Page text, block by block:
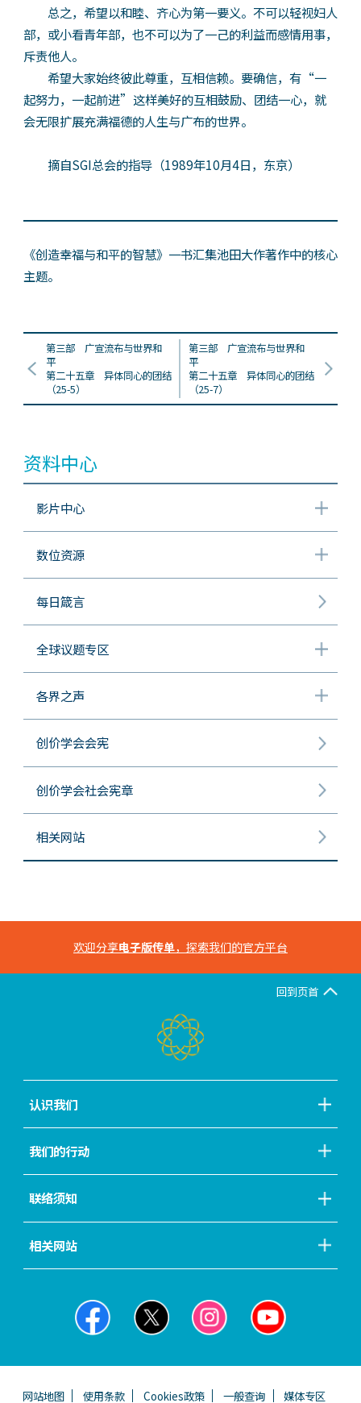
总之，希望以和睦、齐心为第一要义。不可以轻视妇人
部，或小看青年部，也不可以为了一己的利益而感情用事，
斥责他人。
希望大家始终彼此尊重，互相信赖。要确信，有“一
起努力，一起前进”这样美好的互相鼓励、团结一心，就
会无限扩展充满福德的人生与广布的世界。
摘自SGI总会的指导（1989年10月4日，东京）
《创造幸福与和平的智慧》一书汇集池田大作著作中的核心
主题。
第三部 广宣流布与世界和
平
第二十五章 异体同心的团结
（25-5）
第三部 广宣流布与世界和
平
第二十五章 异体同心的团结
（25-7）
资料中心
影片中心
数位资源
每日箴言
全球议题专区
各界之声
创价学会会宪
创价学会社会宪章
相关网站
欢迎分享电子版传单，探索我们的官方平台
回到页首
认识我们
我们的行动
联络须知
相关网站
网站地图 使用条款 Cookies政策 一般查询 媒体专区